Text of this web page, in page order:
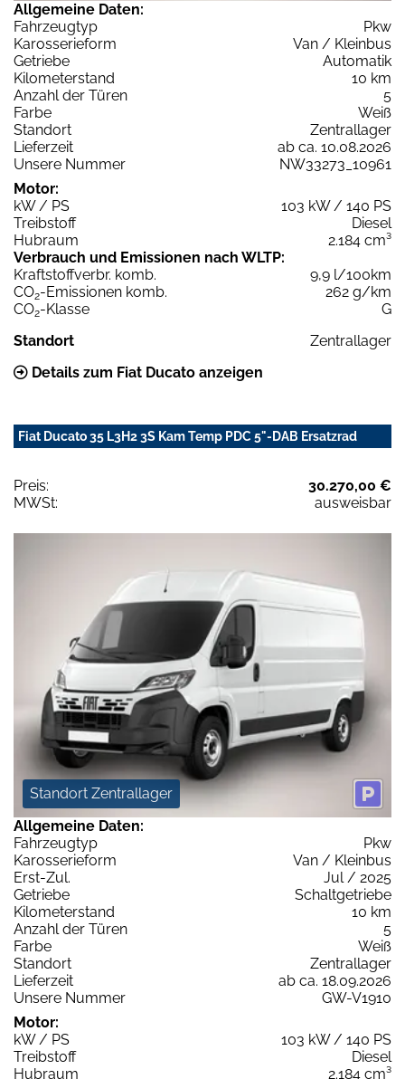
Allgemeine Daten:
Fahrzeugtyp
Pkw
Karosserieform
Van / Kleinbus
Getriebe
Automatik
Kilometerstand
10 km
Anzahl der Türen
5
Farbe
Weiß
Standort
Zentrallager
Lieferzeit
ab ca. 10.08.2026
Unsere Nummer
NW33273_10961
Motor:
kW / PS
103 kW / 140 PS
Treibstoff
Diesel
Hubraum
2.184 cm³
Verbrauch und Emissionen nach WLTP:
Kraftstoffverbr. komb.
9,9 l/100km
CO2-Emissionen komb.
262 g/km
CO2-Klasse
G
Standort
Zentrallager
Details zum Fiat Ducato anzeigen
Fiat Ducato 35 L3H2 3S Kam Temp PDC 5"-DAB Ersatzrad
Preis:
30.270,00 €
MWSt:
ausweisbar
Standort Zentrallager
Allgemeine Daten:
Fahrzeugtyp
Pkw
Karosserieform
Van / Kleinbus
Erst-Zul.
Jul / 2025
Getriebe
Schaltgetriebe
Kilometerstand
10 km
Anzahl der Türen
5
Farbe
Weiß
Standort
Zentrallager
Lieferzeit
ab ca. 18.09.2026
Unsere Nummer
GW-V1910
Motor:
kW / PS
103 kW / 140 PS
Treibstoff
Diesel
Hubraum
2.184 cm³